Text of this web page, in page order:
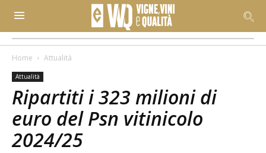
Home Attualità
Attualità
Ripartiti i 323 milioni di
euro del Psn vitinicolo
2024/25